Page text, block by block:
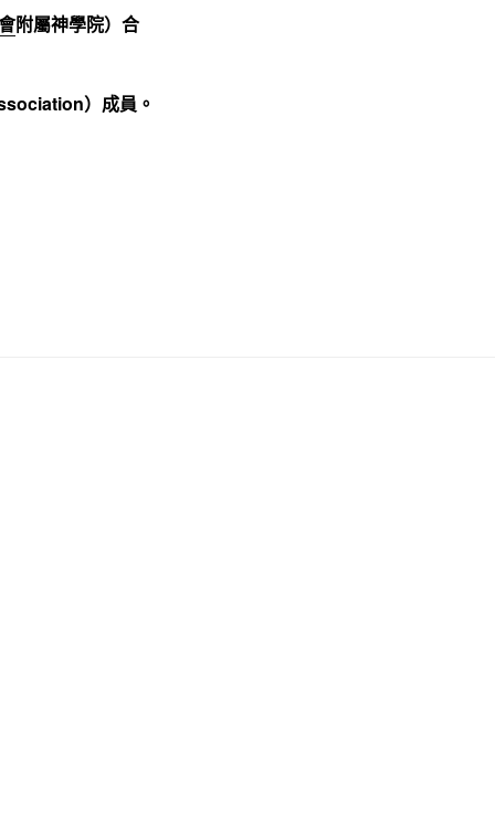
附屬神學院）合
）成員。